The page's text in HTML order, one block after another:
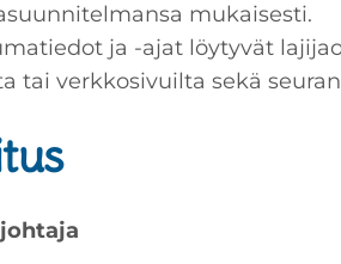
mukaisesti.
ja -ajat löytyvät
tai verkkosivuilta sekä